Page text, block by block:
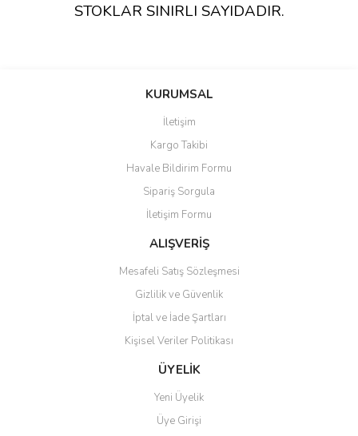
STOKLAR SINIRLI SAYIDADIR.
KURUMSAL
İletişim
Kargo Takibi
Havale Bildirim Formu
Sipariş Sorgula
İletişim Formu
ALIŞVERİŞ
Mesafeli Satış Sözleşmesi
Gizlilik ve Güvenlik
İptal ve İade Şartları
Kişisel Veriler Politikası
ÜYELİK
Yeni Üyelik
Üye Girişi